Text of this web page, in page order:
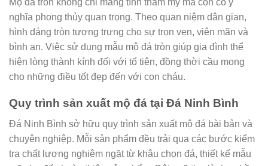
nghĩa phong thủy quan trọng. Theo quan niệm dân gian,
hình dáng tròn tượng trưng cho sự trọn vẹn, viên mãn và
bình an. Việc sử dụng mẫu mộ đá tròn giúp gia đình thể
hiện lòng thành kính đối với tổ tiên, đồng thời cầu mong
cho những điều tốt đẹp đến với con cháu.
Quy trình sản xuất mộ đá tại Đá Ninh Bình
Đá Ninh Bình sở hữu quy trình sản xuất mộ đá bài bản và
chuyên nghiệp. Mỗi sản phẩm đều trải qua các bước kiểm
tra chất lượng nghiêm ngặt từ khâu chọn đá, thiết kế mẫu